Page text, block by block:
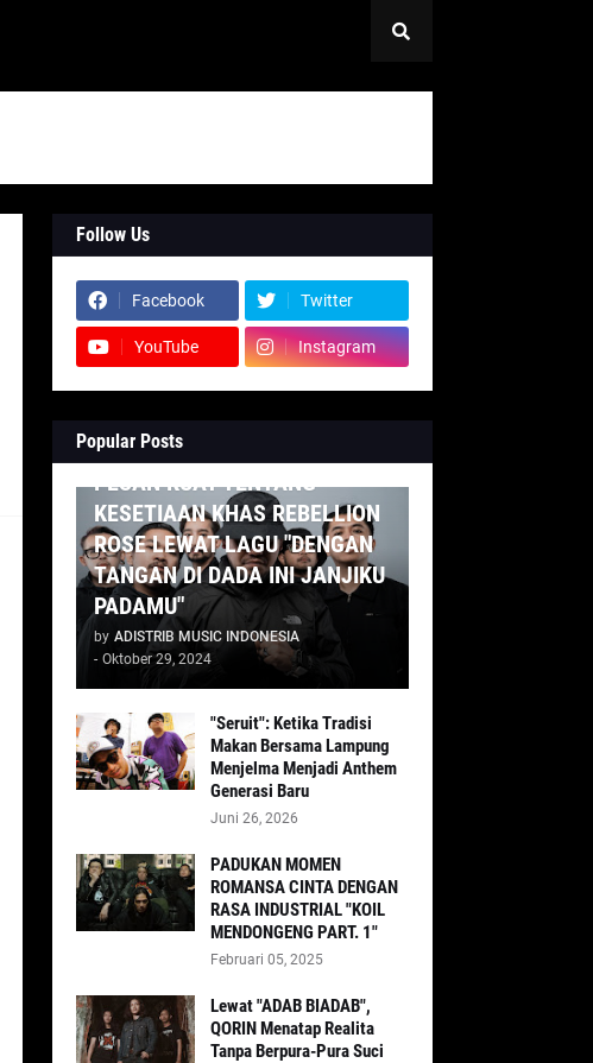
Follow Us
Facebook Twitter
YouTube Instagram
Popular Posts
INDONESIA
PESAN KUAT TENTANG
KESETIAAN KHAS REBELLION
ROSE LEWAT LAGU "DENGAN
TANGAN DI DADA INI JANJIKU
PADAMU"
by ADISTRIB MUSIC INDONESIA
- Oktober 29, 2024
"Seruit": Ketika Tradisi
Makan Bersama Lampung
Menjelma Menjadi Anthem
Generasi Baru
Juni 26, 2026
PADUKAN MOMEN
ROMANSA CINTA DENGAN
RASA INDUSTRIAL "KOIL
MENDONGENG PART. 1"
Februari 05, 2025
Lewat "ADAB BIADAB",
QORIN Menatap Realita
Tanpa Berpura-Pura Suci